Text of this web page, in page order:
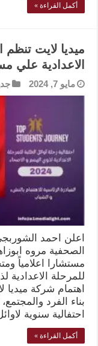
أكمل القراءة »
ميديا لايت تنظم
الاعدادية علي
مايو 7, 2024
اعلن احمد
الصحفية مروه
مستشارا اعلامياً
للمرحلة الاعدادية
اهتمام شركة ميديا
بناء الفرد
احتفالية سنوية
أكمل القراءة »